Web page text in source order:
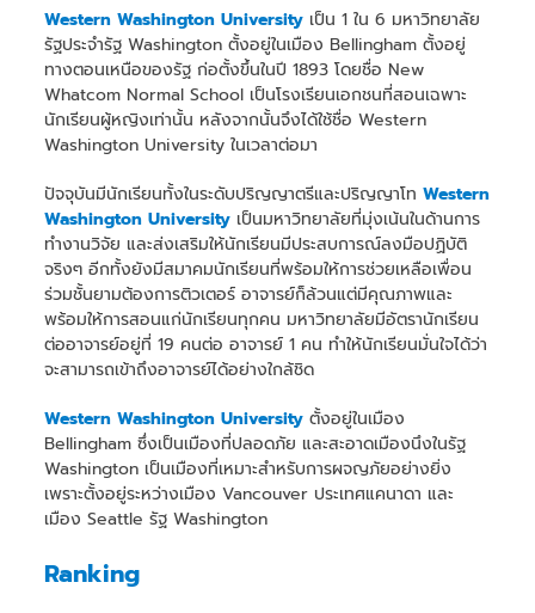
Western Washington University เป็น 1 ใน 6 มหาวิทยาลัย
รัฐประจำรัฐ Washington ตั้งอยู่ในเมือง Bellingham ตั้งอยู่
ทางตอนเหนือของรัฐ ก่อตั้งขึ้นในปี 1893 โดยชื่อ New
Whatcom Normal School เป็นโรงเรียนเอกชนที่สอนเฉพาะ
นักเรียนผู้หญิงเท่านั้น หลังจากนั้นจึงได้ใช้ชื่อ Western
Washington University ในเวลาต่อมา
ปัจจุบันมีนักเรียนทั้งในระดับปริญญาตรีและปริญญาโทWestern
Washington University เป็นมหาวิทยาลัยที่มุ่งเน้นในด้านการ
ทำงานวิจัย และส่งเสริมให้นักเรียนมีประสบการณ์ลงมือปฏิบัติ
จริงๆ อีกทั้งยังมีสมาคมนักเรียนที่พร้อมให้การช่วยเหลือเพื่อน
ร่วมชั้นยามต้องการติวเตอร์ อาจารย์ก็ล้วนแต่มีคุณภาพและ
พร้อมให้การสอนแก่นักเรียนทุกคน มหาวิทยาลัยมีอัตรานักเรียน
ต่ออาจารย์อยู่ที่ 19 คนต่อ อาจารย์ 1 คน ทำให้นักเรียนมั่นใจได้ว่า
จะสามารถเข้าถึงอาจารย์ได้อย่างใกล้ชิด
Western Washington University ตั้งอยู่ในเมือง
Bellingham ซึ่งเป็นเมืองที่ปลอดภัย และสะอาดเมืองนึงในรัฐ
Washington เป็นเมืองที่เหมาะสำหรับการผจญภัยอย่างยิ่ง
เพราะตั้งอยู่ระหว่างเมือง Vancouver ประเทศแคนาดา และ
เมือง Seattle รัฐ Washington
Ranking